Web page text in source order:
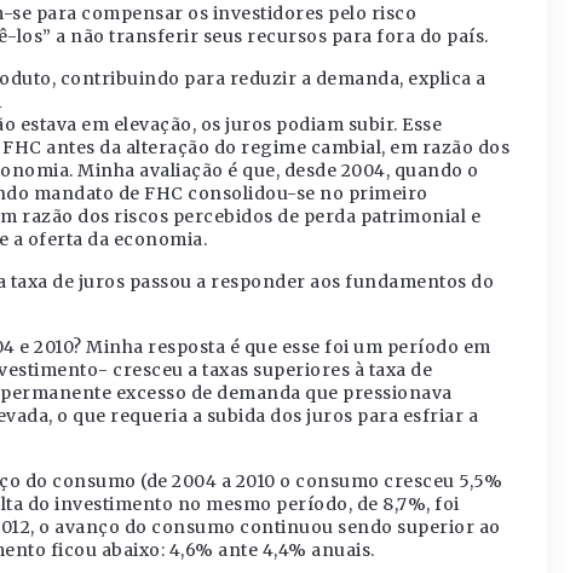
para compensar os investidores pelo risco
los” a não transferir seus recursos para fora do país.
contribuindo para reduzir a demanda, explica a
estava em elevação, os juros podiam subir. Esse
antes da alteração do regime cambial, em razão dos
Minha avaliação é que, desde 2004, quando o
mandato de FHC consolidou-se no primeiro
razão dos riscos percebidos de perda patrimonial e
a oferta da economia.
de juros passou a responder aos fundamentos do
2010? Minha resposta é que esse foi um período em
cresceu a taxas superiores à taxa de
excesso de demanda que pressionava
o que requeria a subida dos juros para esfriar a
do consumo (de 2004 a 2010 o consumo cresceu 5,5%
do investimento no mesmo período, de 8,7%, foi
o avanço do consumo continuou sendo superior ao
ficou abaixo: 4,6% ante 4,4% anuais.